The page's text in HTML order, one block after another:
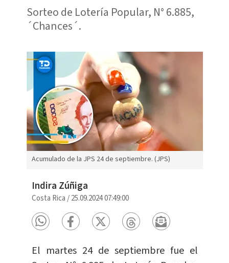
Sorteo de Lotería Popular, N° 6.885,
´Chances´.
Acumulado de la JPS 24 de septiembre. (JPS)
Indira Zúñiga
Costa Rica /25.09.2024 07:49:00
El martes 24 de septiembre fue el